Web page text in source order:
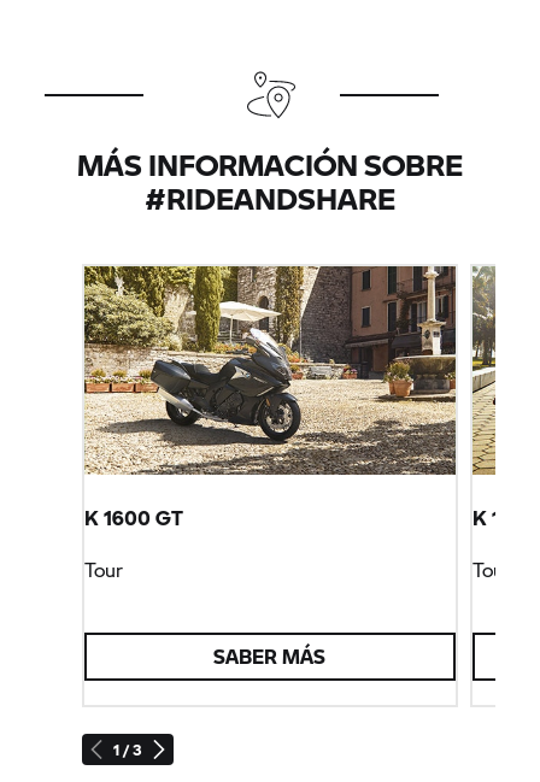
MÁS INFORMACIÓN SOBRE
#RIDEANDSHARE
1 / 3
K 1600 GT
Tour
SABER MÁS
K
Tour